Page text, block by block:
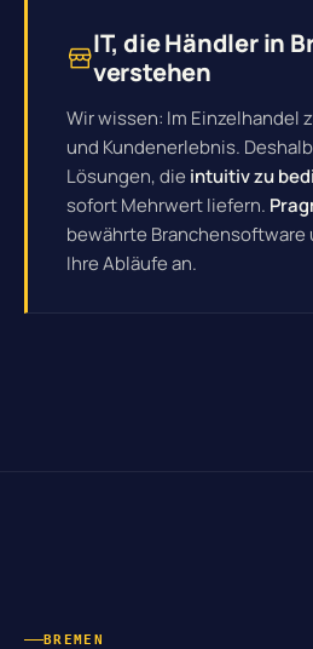
IT, die Händler in
verstehen
Wir wissen: Im Einzelhandel
und Kundenerlebnis.
Lösungen, die intuitiv zu
sofort Mehrwert liefern.
bewährte Branchensoftware
Ihre Abläufe an.
BREMEN